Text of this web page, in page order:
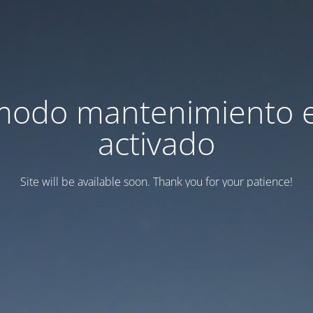
mantenimiento
activado
Site will be available soon. Thank you for your patience!